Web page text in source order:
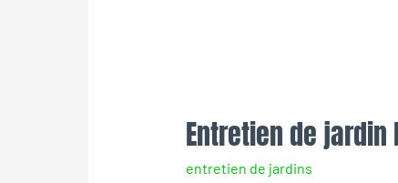
Entretien de jardin
entretien de jardins
Entretien
de
jardin